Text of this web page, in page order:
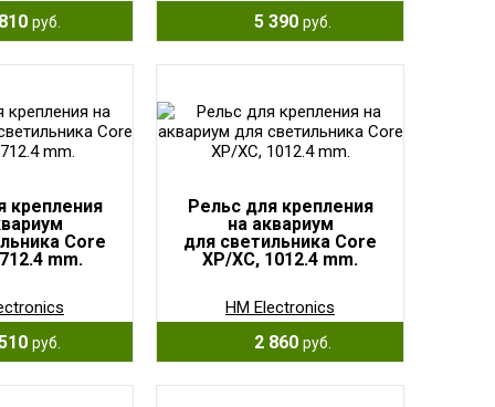
руб. 5 390 руб.
крепления
Core
mm.
руб.
Рельс для крепления
на аквариум
для светильника Core
XP/XC, 1012.4 mm.
HM Electronics
2 860 руб.